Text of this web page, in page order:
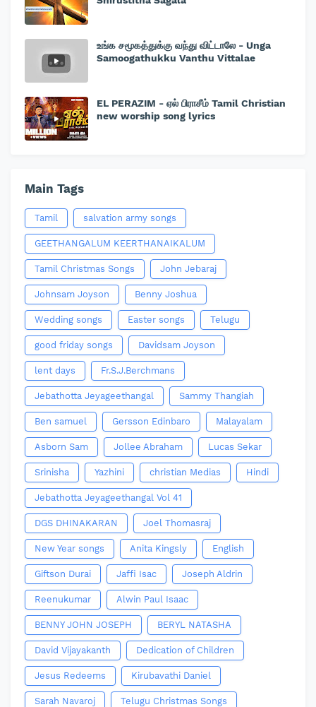
உங்க சமூகத்துக்கு வந்து விட்டாலே - Unga
Samoogathukku Vanthu Vittalae
EL PERAZIM - ஏல் பிராசீம் Tamil Christian
new worship song lyrics
Main Tags
Tamil salvation army songs
GEETHANGALUM KEERTHANAIKALUM
Tamil Christmas Songs John Jebaraj
Johnsam Joyson Benny Joshua
Wedding songs Easter songs Telugu
good friday songs Davidsam Joyson
lent days Fr.S.J.Berchmans
Jebathotta Jeyageethangal Sammy Thangiah
Ben samuel Gersson Edinbaro Malayalam
Asborn Sam Jollee Abraham Lucas Sekar
Srinisha Yazhini christian Medias Hindi
Jebathotta Jeyageethangal Vol 41
DGS DHINAKARAN Joel Thomasraj
New Year songs Anita Kingsly English
Giftson Durai Jaffi Isac Joseph Aldrin
Reenukumar Alwin Paul Isaac
BENNY JOHN JOSEPH BERYL NATASHA
David Vijayakanth Dedication of Children
Jesus Redeems Kirubavathi Daniel
Sarah Navaroj Telugu Christmas Songs